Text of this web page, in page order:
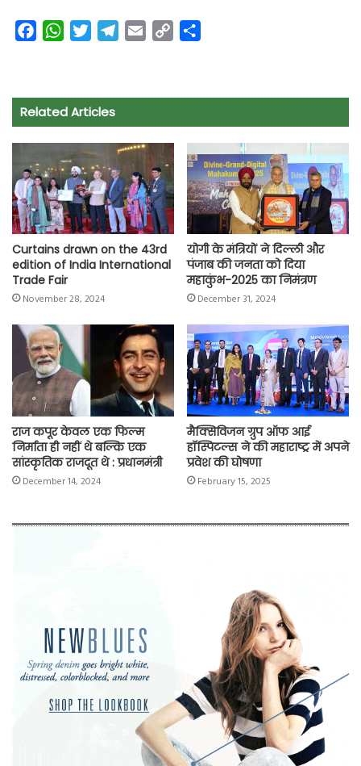
e
b
k
W
t
s
p
p
t
t
r
e
a
m
i
y
n
k
r
Related Articles
Curtains drawn on the 43rd
edition of India International
Trade Fair
November 28, 2024
योगी के मंत्रियों ने दिल्ली और
पंजाब की जनता को दिया
महाकुंभ-2025 का निमंत्रण
December 31, 2024
राज कपूर केवल एक फिल्म
निर्माता ही नहीं थे बल्कि एक
सांस्कृतिक राजदूत थे : प्रधानमंत्री
December 14, 2024
मैक्सिविजन ग्रुप ऑफ आई
हॉस्पिटल्स ने की महाराष्ट्र में अपने
प्रवेश की घोषणा
February 15, 2025